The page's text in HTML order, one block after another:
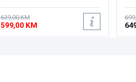
165Hz, HDR10, AMD FreeSync
Premium Pro, 1000R Curvature,
Priključci: HDMI, DisplayPort
639,00 KM
599,00 KM